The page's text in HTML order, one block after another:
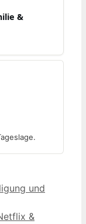
&
und
&